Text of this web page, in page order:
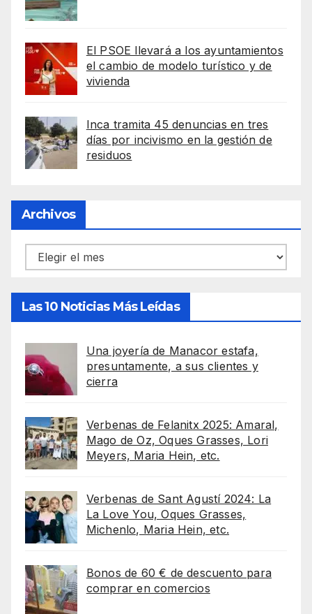
El PSOE llevará a los ayuntamientos
el cambio de modelo turístico y de
vivienda
Inca tramita 45 denuncias en tres
días por incivismo en la gestión de
residuos
Archivos
Archivos
Las 10 Noticias Más Leídas
Una joyería de Manacor estafa,
presuntamente, a sus clientes y
cierra
Verbenas de Felanitx 2025: Amaral,
Mago de Oz, Oques Grasses, Lori
Meyers, Maria Hein, etc.
Verbenas de Sant Agustí 2024: La
La Love You, Oques Grasses,
Michenlo, Maria Hein, etc.
Bonos de 60 € de descuento para
comprar en comercios